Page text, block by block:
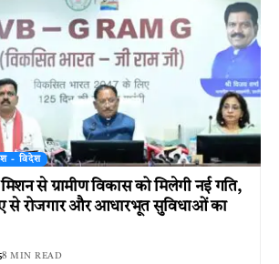
- विदेश
से ग्रामीण विकास को मिलेगी नई गति,
से रोजगार और आधारभूत सुविधाओं का
8 MIN READ